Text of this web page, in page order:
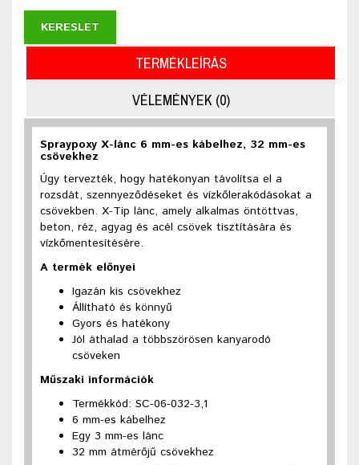
KERESLET
TERMÉKLEÍRÁS
VÉLEMÉNYEK (0)
Spraypoxy X-lánc 6 mm-es kábelhez, 32 mm-es
csövekhez
Úgy tervezték, hogy hatékonyan távolítsa el a
rozsdát, szennyeződéseket és vízkőlerakódásokat a
csövekben. X-Tip lánc, amely alkalmas öntöttvas,
beton, réz, agyag és acél csövek tisztítására és
vízkőmentesítésére.
A termék előnyei
Igazán kis csövekhez
Állítható és könnyű
Gyors és hatékony
Jól áthalad a többszörösen kanyarodó
csöveken
Műszaki információk
Termékkód: SC-06-032-3,1
6 mm-es kábelhez
Egy 3 mm-es lánc
32 mm átmérőjű csövekhez